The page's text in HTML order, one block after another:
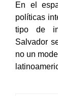
En el
políticas
tipo de
Salvador
no un